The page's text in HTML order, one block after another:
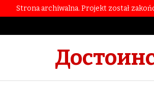
Strona archiwalna. Projekt został